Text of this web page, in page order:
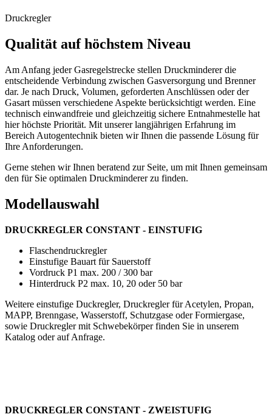
Druckregler
Qualität auf höchstem Niveau
Am Anfang jeder Gasregelstrecke stellen Druckminderer die
entscheidende Verbindung zwischen Gasversorgung und Brenner
dar. Je nach Druck, Volumen, geforderten Anschlüssen oder der
Gasart müssen verschiedene Aspekte berücksichtigt werden. Eine
technisch einwandfreie und gleichzeitig sichere Entnahmestelle hat
hier höchste Priorität. Mit unserer langjährigen Erfahrung im
Bereich Autogentechnik bieten wir Ihnen die passende Lösung für
Ihre Anforderungen.
Gerne stehen wir Ihnen beratend zur Seite, um mit Ihnen gemeinsam
den für Sie optimalen Druckminderer zu finden.
Modellauswahl
DRUCKREGLER CONSTANT - EINSTUFIG
Flaschendruckregler
Einstufige Bauart für Sauerstoff
Vordruck P1 max. 200 / 300 bar
Hinterdruck P2 max. 10, 20 oder 50 bar
Weitere einstufige Duckregler, Druckregler für Acetylen, Propan,
MAPP, Brenngase, Wasserstoff, Schutzgase oder Formiergase,
sowie Druckregler mit Schwebekörper finden Sie in unserem
Katalog oder auf Anfrage.
DRUCKREGLER CONSTANT - ZWEISTUFIG